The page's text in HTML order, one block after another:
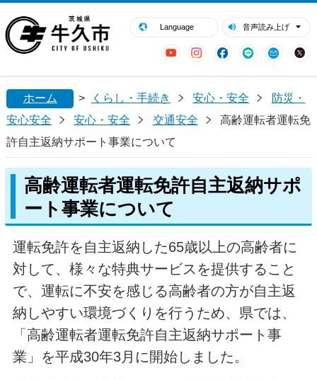
Language 音声読み上げ
YouTubeInstagram
Facebook
LINE Mail
閉じる
ホーム > くらし・手続き 安心・安全
防災・
安心安全
安心・安全 交通安全
高齢運転者運転免
許自主返納サポート事業について
高齢運転者運転免許自主返納サポ
ート事業について
運転免許を自主返納した65歳以上の高齢者に
対して、様々な特典サービスを提供すること
で、運転に不安を感じる高齢者の方が自主返
納しやすい環境づくりを行うため、県では、
「高齢運転者運転免許自主返納サポート事
業」を平成30年3月に開始しました。